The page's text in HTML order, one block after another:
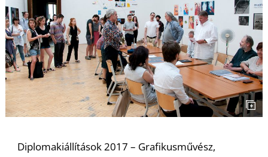
Diplomakiállítások 2017 – Grafikusművész,